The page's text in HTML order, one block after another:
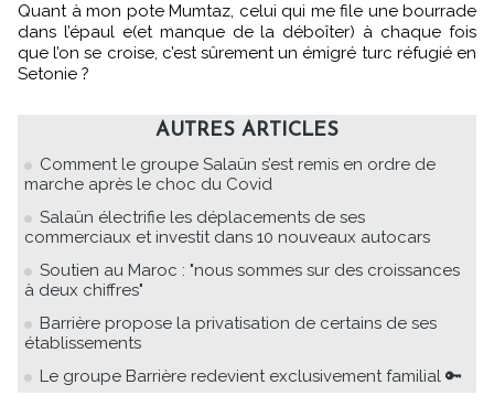
Quant à mon pote Mumtaz, celui qui me file une bourrade
dans l’épaul e(et manque de la déboîter) à chaque fois
que l’on se croise, c’est sûrement un émigré turc réfugié en
Setonie ?
AUTRES ARTICLES
Comment le groupe Salaün s’est remis en ordre de
marche après le choc du Covid
Salaün électrifie les déplacements de ses
commerciaux et investit dans 10 nouveaux autocars
Soutien au Maroc : "nous sommes sur des croissances
à deux chiffres"
Barrière propose la privatisation de certains de ses
établissements
Le groupe Barrière redevient exclusivement familial 🔑